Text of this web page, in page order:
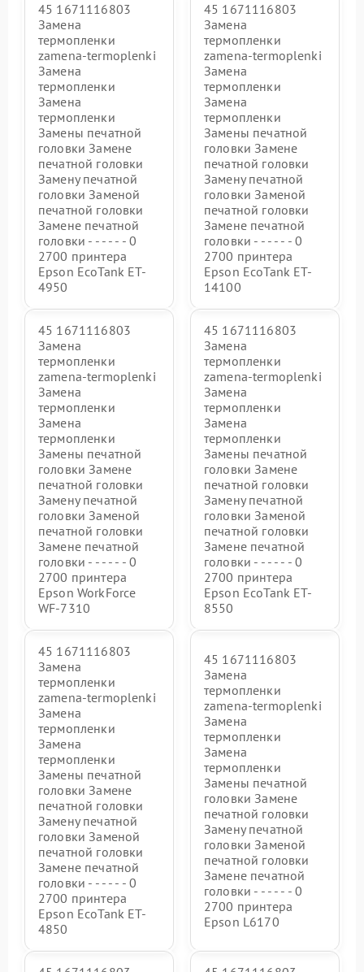
45 1671116803
Замена
термопленки
zamena-termoplenki
Замена
термопленки
Замена
термопленки
Замены печатной
головки Замене
печатной головки
Замену печатной
головки Заменой
печатной головки
Замене печатной
головки - - - - - - 0
2700 принтера
Epson EcoTank ET-
4950
45 1671116803
Замена
термопленки
zamena-termoplenki
Замена
термопленки
Замена
термопленки
Замены печатной
головки Замене
печатной головки
Замену печатной
головки Заменой
печатной головки
Замене печатной
головки - - - - - - 0
2700 принтера
Epson EcoTank ET-
14100
45 1671116803
Замена
термопленки
zamena-termoplenki
Замена
термопленки
Замена
термопленки
Замены печатной
головки Замене
печатной головки
Замену печатной
головки Заменой
печатной головки
Замене печатной
головки - - - - - - 0
2700 принтера
Epson WorkForce
WF-7310
45 1671116803
Замена
термопленки
zamena-termoplenki
Замена
термопленки
Замена
термопленки
Замены печатной
головки Замене
печатной головки
Замену печатной
головки Заменой
печатной головки
Замене печатной
головки - - - - - - 0
2700 принтера
Epson EcoTank ET-
8550
45 1671116803
Замена
термопленки
zamena-termoplenki
Замена
термопленки
Замена
термопленки
Замены печатной
головки Замене
печатной головки
Замену печатной
головки Заменой
печатной головки
Замене печатной
головки - - - - - - 0
2700 принтера
Epson EcoTank ET-
4850
45 1671116803
Замена
термопленки
zamena-termoplenki
Замена
термопленки
Замена
термопленки
Замены печатной
головки Замене
печатной головки
Замену печатной
головки Заменой
печатной головки
Замене печатной
головки - - - - - - 0
2700 принтера
Epson L6170